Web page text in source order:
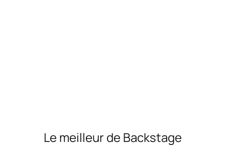
Le meilleur de Backstage